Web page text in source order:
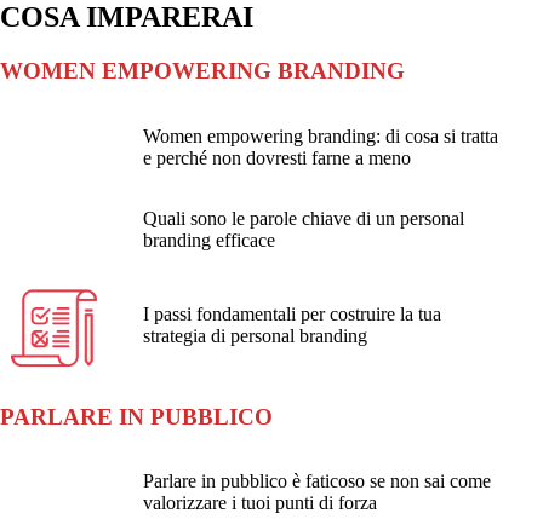
COSA IMPARERAI
WOMEN EMPOWERING BRANDING
Women empowering branding: di cosa si tratta
e perché non dovresti farne a meno
Quali sono le parole chiave di un personal
branding efficace
I passi fondamentali per costruire la tua
strategia di personal branding
PARLARE IN PUBBLICO
Parlare in pubblico è faticoso se non sai come
valorizzare i tuoi punti di forza